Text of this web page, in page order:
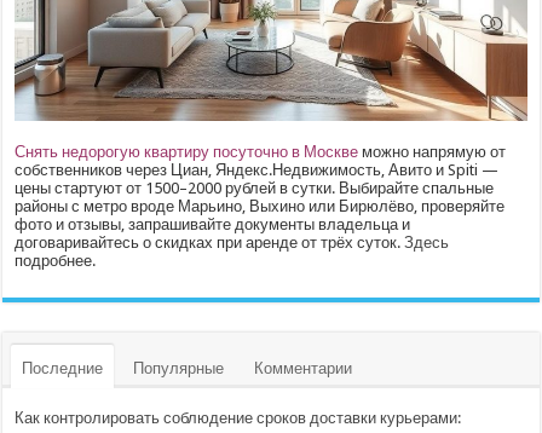
Снять недорогую квартиру посуточно в Москве можно напрямую от
собственников через Циан, Яндекс.Недвижимость, Авито и Spiti —
цены стартуют от 1500–2000 рублей в сутки. Выбирайте спальные
районы с метро вроде Марьино, Выхино или Бирюлёво, проверяйте
фото и отзывы, запрашивайте документы владельца и
договаривайтесь о скидках при аренде от трёх суток.Здесь
подробнее.
Последние Популярные Комментарии
Как контролировать соблюдение сроков доставки курьерами: